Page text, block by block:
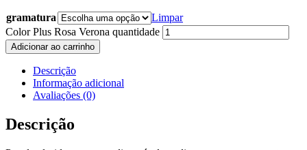
gramatura
Limpar
Color Plus Rosa Verona quantidade
Adicionar ao carrinho
Descrição
Informação adicional
Avaliações (0)
Descrição